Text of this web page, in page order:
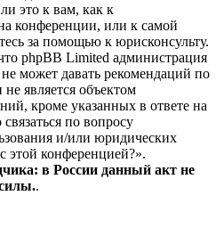
это к вам, как к
конференции, или к самой
за помощью к юрисконсульту.
phpBB Limited администрация
может давать рекомендаций по
является объектом
кроме указанных в ответе на
по вопросу
и/или юридических
этой конференцией?».
в России данный акт не
.